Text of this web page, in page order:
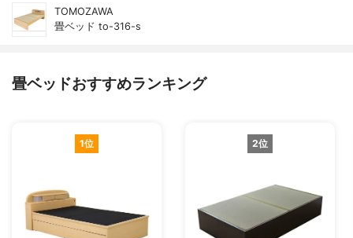
TOMOZAWA
畳ベッド to-316-s
畳ベッドおすすめランキング
1位 2位